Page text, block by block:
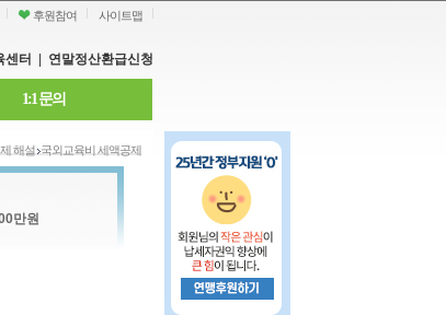
후원참여 사이트맵
센터 연말정산환급신청
1:1 문의
해설 국외교육비 세액공제
만원